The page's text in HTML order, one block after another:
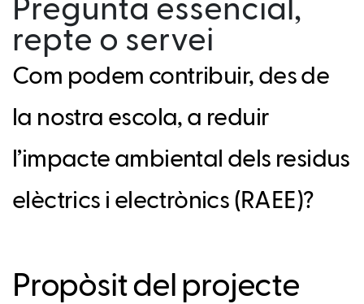
Pregunta essencial,
repte o servei
Com podem contribuir, des de
la nostra escola, a reduir
l’impacte ambiental dels residus
elèctrics i electrònics (RAEE)?
Propòsit del projecte